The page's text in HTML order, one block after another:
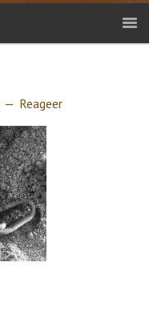
Reageer